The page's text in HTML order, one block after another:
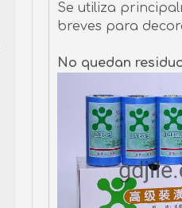
Se utiliza
breves para
No quedan